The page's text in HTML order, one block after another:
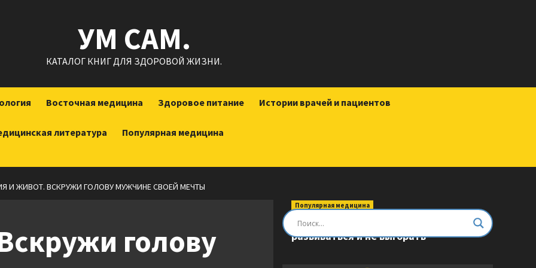
УМ САМ.
КАТАЛОГ КНИГ ДЛЯ ЗДОРОВОЙ ЖИЗНИ.
Восточная медицина Здоровое питание Истории врачей и пациентов
литература Популярная медицина
И ЖИВОТ. ВСКРУЖИ ГОЛОВУ МУЖЧИНЕ СВОЕЙ МЕЧТЫ
голову
Популярная медицина
Быть врачом. Как помогать,
развиваться и не выгорать